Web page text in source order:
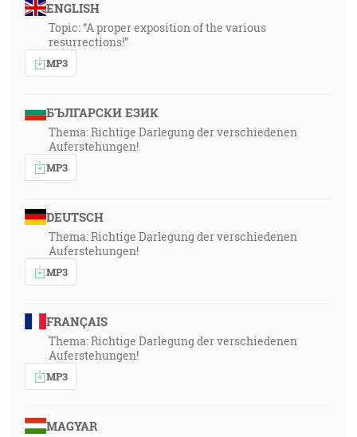
ENGLISH
Topic: “A proper exposition of the various
resurrections!”
MP3
БЪЛГАРСКИ ЕЗИК
Thema: Richtige Darlegung der verschiedenen
Auferstehungen!
MP3
DEUTSCH
Thema: Richtige Darlegung der verschiedenen
Auferstehungen!
MP3
FRANÇAIS
Thema: Richtige Darlegung der verschiedenen
Auferstehungen!
MP3
MAGYAR